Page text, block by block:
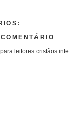
leitores cristãos